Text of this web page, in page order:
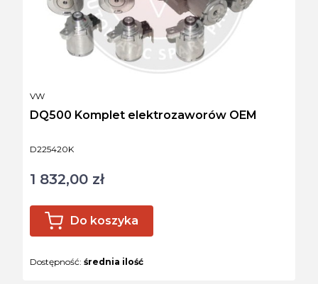
Kod produktu
D225420K
DQ500 Komplet elektrozaworów OEM
PRODUCENT
VW
Cena
1 832,00 zł
Do koszyka
Dostępność: średnia ilość